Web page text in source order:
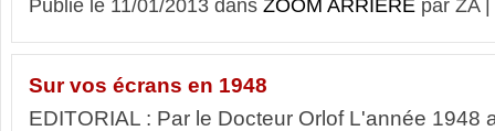
Publié le 11/01/2013 dans ZOOM ARRIÈRE par ZA |
Sur vos écrans en 1948
EDITORIAL : Par le Docteur Orlof L'année 1948